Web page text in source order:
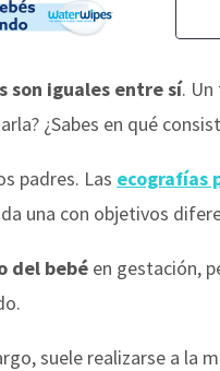
son iguales entre sí.
¿Sabes en qué
padres. Las ecografías
una con objetivos
del bebé en gestación,
suele realizarse a la